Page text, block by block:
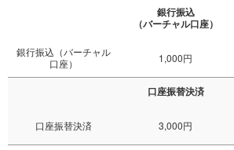
銀行振込
（バーチャル口座）
銀行振込（バーチャル
口座）
1,000円
口座振替決済
口座振替決済 3,000円